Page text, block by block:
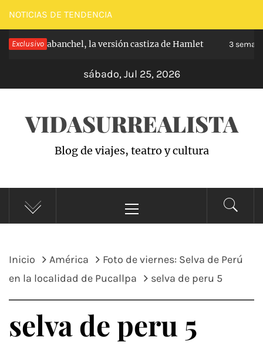
Saltar
al
contenido
NOTICIAS DE TENDENCIA
Exclusivo
de Carabanchel, la versión castiza de Hamlet 3
sábado, Jul 25, 2026
VIDASURREALISTA
Blog de viajes, teatro y cultura
principal
Inicio América
Foto de viernes: Selva de Perú
en la localidad de Pucallpa
selva de peru 5
selva de peru 5